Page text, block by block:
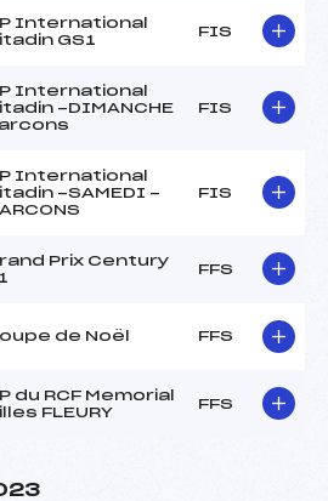
International
GS1
FIS
International
-DIMANCHE
FIS
International
-SAMEDI -
FIS
Prix Century
FFS
de Noël FFS
du RCF Memorial
FLEURY
FFS